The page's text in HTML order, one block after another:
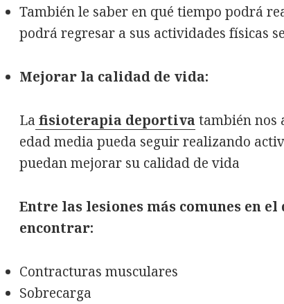
También le saber en qué tiempo podrá
podrá regresar a sus actividades físicas
Mejorar la calidad de vida:
La fisioterapia deportiva también nos
edad media pueda seguir realizando
puedan mejorar su calidad de vida
Entre las lesiones más comunes en
encontrar:
Contracturas musculares
Sobrecarga